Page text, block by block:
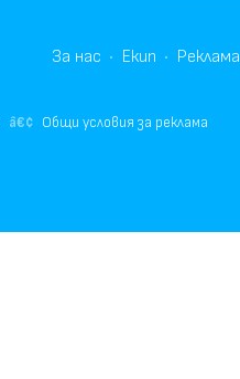
За нас Екип Реклама
Общи условия за реклама